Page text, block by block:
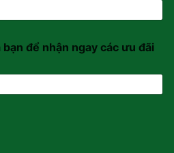
để nhận ngay các ưu đãi